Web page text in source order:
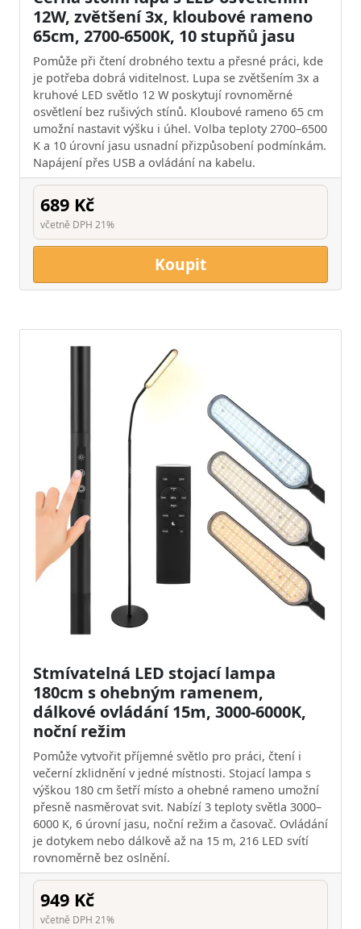
12W, zvětšení 3x, kloubové rameno
65cm, 2700-6500K, 10 stupňů jasu
Pomůže při čtení drobného textu a přesné práci, kde
je potřeba dobrá viditelnost. Lupa se zvětšením 3x a
kruhové LED světlo 12 W poskytují rovnoměrné
osvětlení bez rušivých stínů. Kloubové rameno 65 cm
umožní nastavit výšku i úhel. Volba teploty 2700–6500
K a 10 úrovní jasu usnadní přizpůsobení podmínkám.
Napájení přes USB a ovládání na kabelu.
689 Kč
včetně DPH 21%
Koupit
Stmívatelná LED stojací lampa
180cm s ohebným ramenem,
dálkové ovládání 15m, 3000-6000K,
noční režim
Pomůže vytvořit příjemné světlo pro práci, čtení i
večerní zklidnění v jedné místnosti. Stojací lampa s
výškou 180 cm šetří místo a ohebné rameno umožní
přesně nasměrovat svit. Nabízí 3 teploty světla 3000–
6000 K, 6 úrovní jasu, noční režim a časovač. Ovládání
je dotykem nebo dálkově až na 15 m, 216 LED svítí
rovnoměrně bez oslnění.
949 Kč
včetně DPH 21%